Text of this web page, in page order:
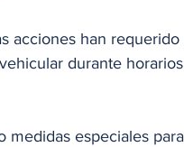
acciones han
durante
medidas especiales